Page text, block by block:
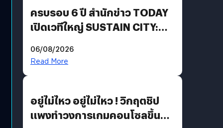
ครบรอบ 6 ปี สำนักข่าว TODAY
เปิดเวทีใหญ่ SUSTAIN CITY:
แนวทางปรับตัวสู่เศรษฐกิจสี
06/08/2026
Read More
อยู่ไม่ไหว อยู่ไม่ไหว ! วิกฤตชิป
แพงทำวงการเกมคอนโซลขึ้น